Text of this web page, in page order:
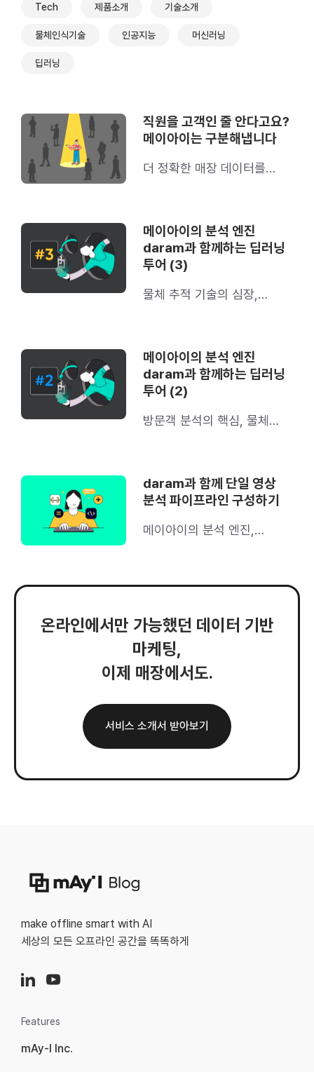
Tech 제품소개 기술소개
물체인식기술 인공지능 머신러닝
딥러닝
직원을 고객인 줄 안다고요?
메이아이는 구분해냅니다
더 정확한 매장 데이터를
메이아이의 분석 엔진
daram과 함께하는 딥러닝
투어 (3)
물체 추적 기술의 심장,
드립니다.
메이아이의 분석 엔진
daram과 함께하는 딥러닝
투어 (2)
방문객 분석의 핵심, 물체
daram과 함께 단일 영상
분석 파이프라인 구성하기
메이아이의 분석 엔진,
구성되어 있을까?
온라인에서만 가능했던 데이터 기반
마케팅,
이제 매장에서도.
서비스 소개서 받아보기
make offline smart with AI
세상의 모든 오프라인 공간을 똑똑하게
Features
mAy-I Inc.